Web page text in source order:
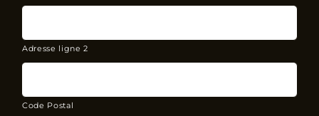
Adresse ligne 2
Code Postal